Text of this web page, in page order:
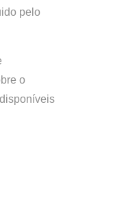
pelo
o